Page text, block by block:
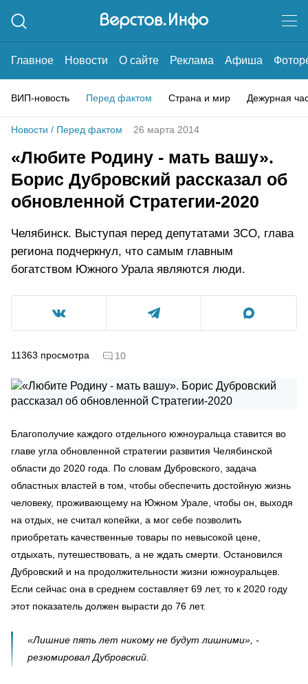
Главное Новости О сайте Реклама Афиша
ВИП-новость Перед фактом Страна и мир Дежурная
Новости / Перед фактом 26 марта 2014
«Любите Родину - мать вашу».
Борис Дубровский рассказал об
обновленной Стратегии-2020
Челябинск. Выступая перед депутатами ЗСО, глава
региона подчеркнул, что самым главным
богатством Южного Урала являются люди.
11363 просмотра 10
Благополучие каждого отдельного южноуральца ставится во
главе угла обновленной стратегии развития Челябинской
области до 2020 года. По словам Дубровского, задача
областных властей в том, чтобы обеспечить достойную жизнь
человеку, проживающему на Южном Урале, чтобы он, выходя
на отдых, не считал копейки, а мог себе позволить
приобретать качественные товары по невысокой цене,
отдыхать, путешествовать, а не ждать смерти. Остановился
Дубровский и на продолжительности жизни южноуральцев.
Если сейчас она в среднем составляет 69 лет, то к 2020 году
этот показатель должен вырасти до 76 лет.
«Лишние пять лет никому не будут лишними», -
резюмировал Дубровский.